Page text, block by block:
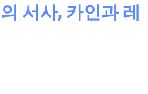
서사, 카인과 레